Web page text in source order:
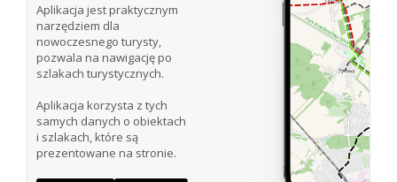
Aplikacja jest praktycznym
narzędziem dla
nowoczesnego turysty,
pozwala na nawigację po
szlakach turystycznych.
Aplikacja korzysta z tych
samych danych o obiektach
i szlakach, które są
prezentowane na stronie.